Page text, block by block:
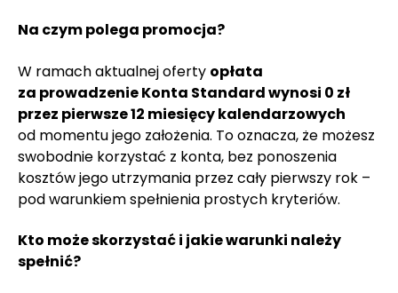
Na czym polega promocja?
W ramach aktualnej oferty opłata
za prowadzenie Konta Standard wynosi 0 zł
przez pierwsze 12 miesięcy kalendarzowych
od momentu jego założenia. To oznacza, że możesz
swobodnie korzystać z konta, bez ponoszenia
kosztów jego utrzymania przez cały pierwszy rok –
pod warunkiem spełnienia prostych kryteriów.
Kto może skorzystać i jakie warunki należy
spełnić?